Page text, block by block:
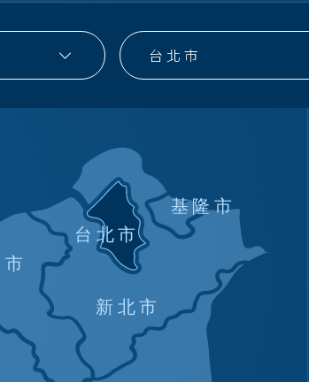
台北市
基隆市
台北市
新北市